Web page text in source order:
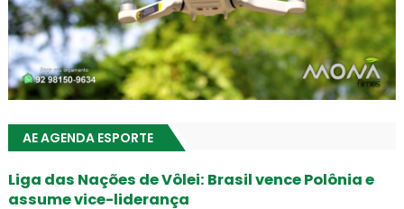
AE AGENDA ESPORTE
Liga das Nações de Vôlei: Brasil vence Polônia e
assume vice-liderança